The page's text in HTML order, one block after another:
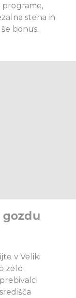
programe,
stena in
bonus.
gozdu
v Veliki
zelo